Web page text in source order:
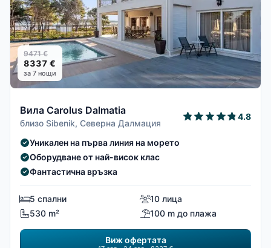
9471 €
8337 €
за 7 нощи
Вила Carolus Dalmatia
близо Sibenik, Северна Далмация
4.8
Уникален на първа линия на морето
Оборудване от най-висок клас
Фантастична връзка
5 спални
10 лица
530 m²
100 m до плажа
Виж офертата